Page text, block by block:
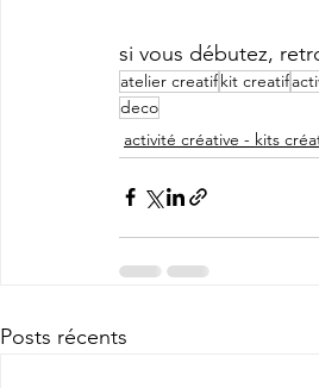
si vous débutez,
atelier creatifkit creatif
deco
activité créative - kits
Posts récents